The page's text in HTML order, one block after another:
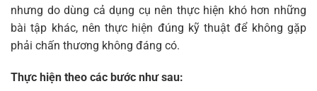
nhưng do dùng cả dụng cụ nên thực hiện khó hơn những
bài tập khác, nên thực hiện đúng kỹ thuật để không gặp
phải chấn thương không đáng có.
Thực hiện theo các bước như sau: